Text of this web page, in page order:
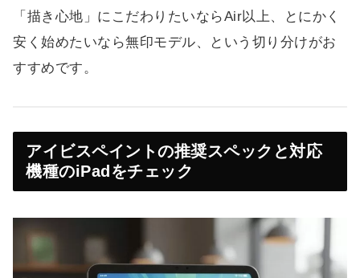
「描き心地」にこだわりたいならAir以上、とにかく
安く始めたいなら無印モデル、という切り分けがお
すすめです。
アイビスペイントの推奨スペックと対応
機種のiPadをチェック